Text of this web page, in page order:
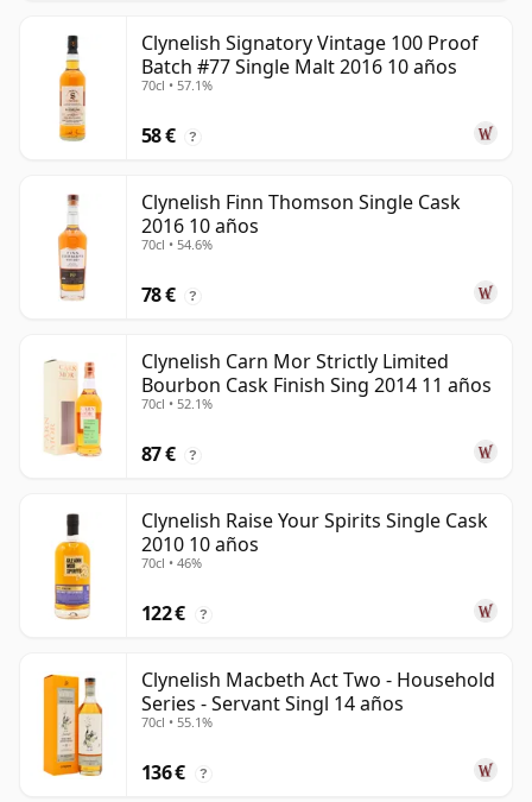
Clynelish Signatory Vintage 100 Proof
Batch #77 Single Malt 2016 10 años
70cl • 57.1%
58 € ?
Clynelish Finn Thomson Single Cask
2016 10 años
70cl • 54.6%
78 € ?
Clynelish Carn Mor Strictly Limited
Bourbon Cask Finish Sing 2014 11 años
70cl • 52.1%
87 € ?
Clynelish Raise Your Spirits Single Cask
2010 10 años
70cl • 46%
122 € ?
Clynelish Macbeth Act Two - Household
Series - Servant Singl 14 años
70cl • 55.1%
136 € ?